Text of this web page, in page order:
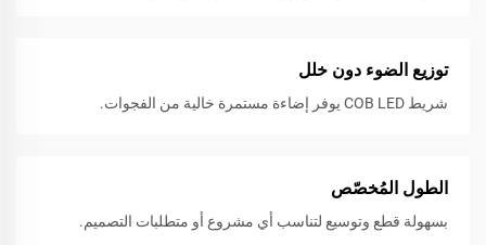
توزيع الضوء دون خلل
شريط COB LED يوفر إضاءة مستمرة خالية من الفجوات.
الطول المُخصّص
بسهولة قطع وتوسيع لتناسب أي مشروع أو متطلبات التصميم.